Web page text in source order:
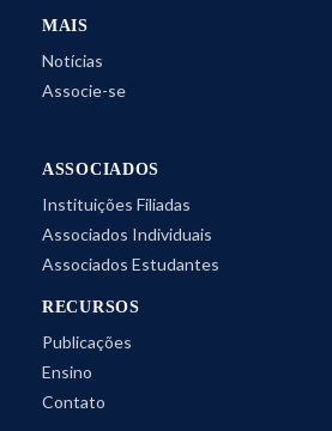
MAIS
Notícias
Associe-se
ASSOCIADOS
Instituições Filiadas
Associados Individuais
Associados Estudantes
RECURSOS
Publicações
Ensino
Contato